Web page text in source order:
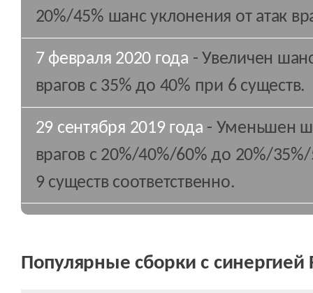
20%/45% шанс уклонения от атак
7 февраля 2020 года - Увеличен
врагов с 35% до 40% при 6 существ.
29 сентября 2019 года - Уменьшен
врагов с 20%/40%/60% до 20%/
9 существ соответственно.
Популярные сборки c синергией